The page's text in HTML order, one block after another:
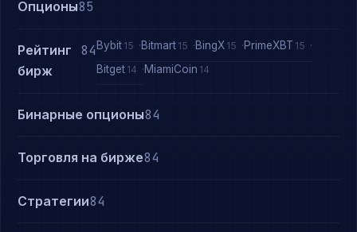
Опционы85
Рейтинг
бирж
84 Bybit 15 Bitmart 15 BingX 15 PrimeXBT 15
Bitget 14 MiamiCoin 14
Бинарные опционы84
Торговля на бирже84
Стратегии84